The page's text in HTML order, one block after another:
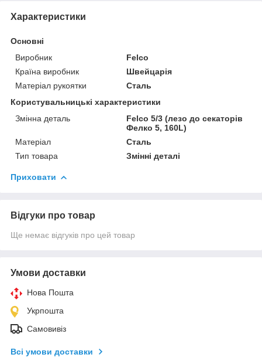
Характеристики
Основні
Виробник
Felco
Країна виробник
Швейцарія
Матеріал рукоятки
Сталь
Користувальницькі характеристики
Змінна деталь
Felco 5/3 (лезо до секаторів
Фелко 5, 160L)
Матеріал
Сталь
Тип товара
Змінні деталі
Приховати
Відгуки про товар
Ще немає відгуків про цей товар
Умови доставки
Нова Пошта
Укрпошта
Самовивіз
Всі умови доставки